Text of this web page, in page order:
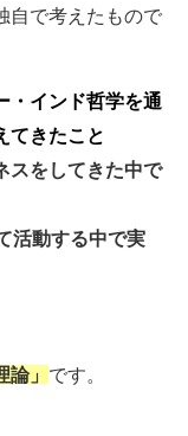
自で考えたもので
・インド哲学を通
てきたこと
スをしてきた中で
活動する中で実
」 です。